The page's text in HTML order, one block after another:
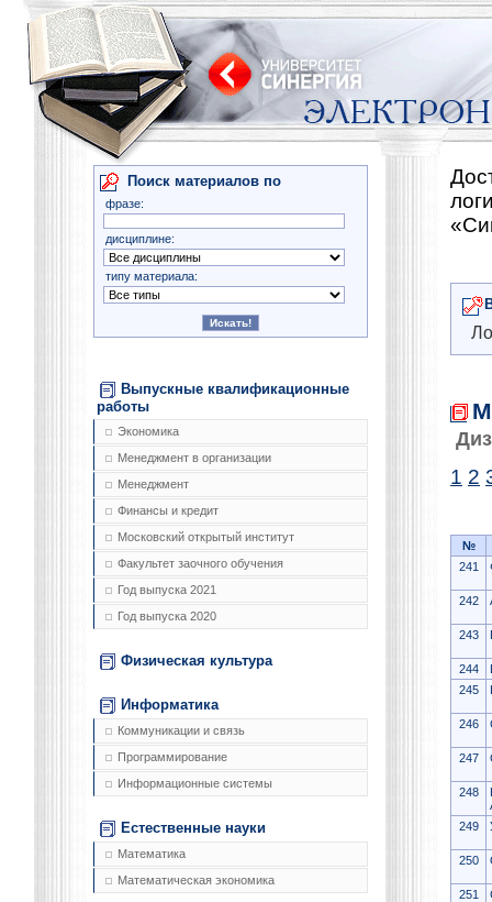
Поиск материалов по
фразе:
дисциплине:
типу материала:
Выпускные квалификационные
работы
Экономика
Менеджмент в организации
Менеджмент
Финансы и кредит
Московский открытый институт
Факультет заочного обучения
Год выпуска 2021
Год выпуска 2020
Физическая культура
Информатика
Коммуникации и связь
Программирование
Информационные системы
Естественные науки
Математика
Математическая экономика
1 2
№
241
242
243
244
245
246
247
248
249
250
251